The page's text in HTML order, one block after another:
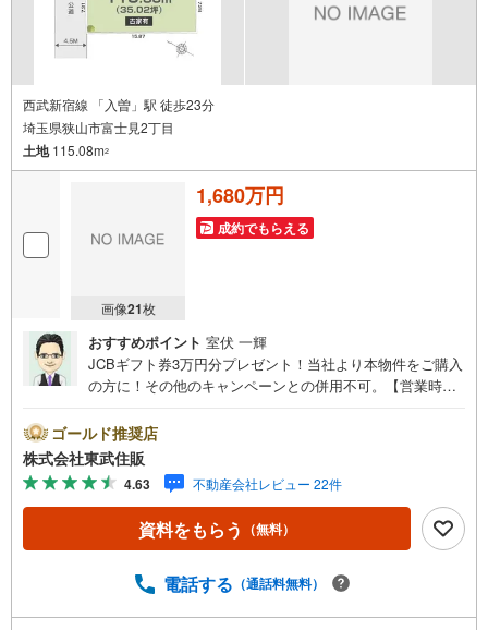
西武新宿線 「入曽」駅 徒歩23分
埼玉県狭山市富士見2丁目
土地115.08m2
画像21枚
1,680万円
成約でもらえる
おすすめポイント 室伏 一輝
JCBギフト券3万円分プレゼント！当社より本物件をご購入
の方に！その他のキャンペーンとの併用不可。【営業時
がスムーズです。住み替えをご希望の方は自社買取保証付
売却プランがございます。お気軽にお問い合わせくださ
い。●建築条件無し●住環境良好●整形地●本下水◇当社の強
みは（1）リフォーム（当社でも再販事業を行っている為、
お客様に最適なプランをご提供できます。）（2）注文住宅
のご紹介（提携ハウスメーカー7社を保有しておりますの
◇ふじみ野市、川越市、富士見市周辺に限らず東武東上
ゴールド推奨店
株式会社東武住販
4.63 不動産会社レビュー 22件
資料をもらう （無料）
電話する （通話料無料）